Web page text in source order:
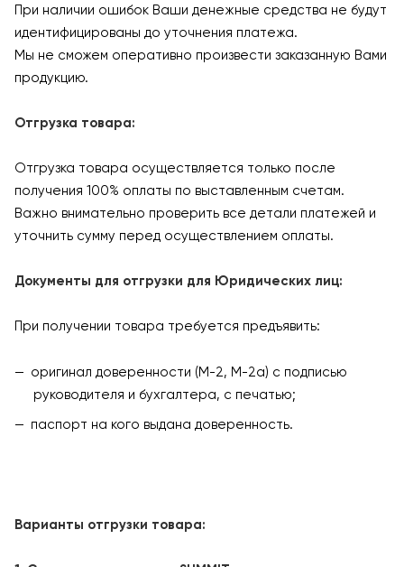
При наличии ошибок Ваши денежные средства не будут
идентифицированы до уточнения платежа.
Мы не сможем оперативно произвести заказанную Вами
продукцию.
Отгрузка товара:
Отгрузка товара осуществляется только после
получения 100% оплаты по выставленным счетам.
Важно внимательно проверить все детали платежей и
уточнить сумму перед осуществлением оплаты.
Документы для отгрузки для Юридических лиц:
При получении товара требуется предъявить:
оригинал доверенности (М-2, М-2а) с подписью
руководителя и бухгалтера, с печатью;
паспорт на кого выдана доверенность.
Варианты отгрузки товара: